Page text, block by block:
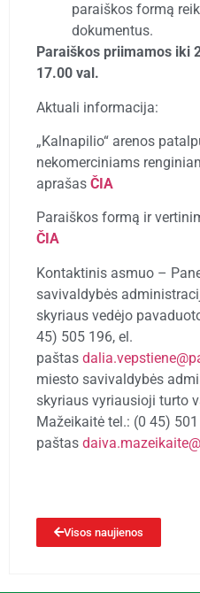
paraiškos formą
dokumentus.
Paraiškos priimamos iki
17.00 val.
Aktuali informacija:
„Kalnapilio“ arenos
nekomerciniams
aprašas ČIA
Paraiškos formą ir
ČIA
Kontaktinis asmuo –
savivaldybės
skyriaus vedėjo
45) 505 196, el.
paštas
miesto savivaldybės
skyriaus vyriausioji turto
Mažeikaitė tel.: (0 45) 501
paštas
Visos naujienos